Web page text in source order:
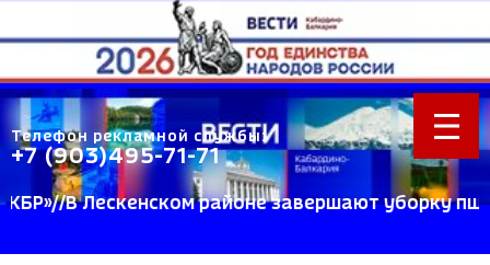
Телефон рекламной службы:
+7 (903)495-71-71
В Лескенском районе завершают уборку